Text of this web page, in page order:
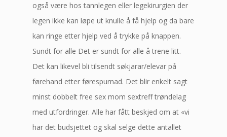
også være hos tannlegen eller legekirurgien der
legen ikke kan løpe ut knulle å få hjelp og da bare
kan ringe etter hjelp ved å trykke på knappen.
Sundt for alle Det er sundt for alle å trene litt.
Det kan likevel bli tilsendt søkjarar/elevar på
førehand etter førespurnad. Det blir enkelt sagt
minst dobbelt free sex mom sextreff trøndelag
med utfordringer. Alle har fått beskjed om at «vi
har det budsjettet og skal selge dette antallet